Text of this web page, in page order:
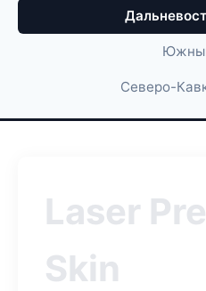
Северо-
Laser
Skin